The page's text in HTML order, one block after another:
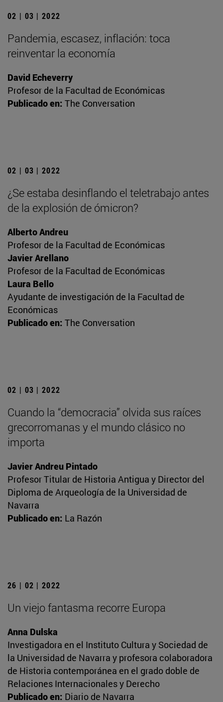
02 | 03 | 2022
Pandemia, escasez, inflación: toca
reinventar la economía
David Echeverry
Profesor de la Facultad de Económicas
Publicado en: The Conversation
02 | 03 | 2022
¿Se estaba desinflando el teletrabajo antes
de la explosión de ómicron?
Alberto Andreu
Profesor de la Facultad de Económicas
Javier Arellano
Profesor de la Facultad de Económicas
Laura Bello
Ayudante de investigación de la Facultad de
Económicas
Publicado en: The Conversation
02 | 03 | 2022
Cuando la “democracia” olvida sus raíces
grecorromanas y el mundo clásico no
importa
Javier Andreu Pintado
Profesor Titular de Historia Antigua y Director del
Diploma de Arqueología de la Universidad de
Navarra
Publicado en: La Razón
26 | 02 | 2022
Un viejo fantasma recorre Europa
Anna Dulska
Investigadora en el Instituto Cultura y Sociedad de
la Universidad de Navarra y profesora colaboradora
de Historia contemporánea en el grado doble de
Relaciones Internacionales y Derecho
Publicado en: Diario de Navarra